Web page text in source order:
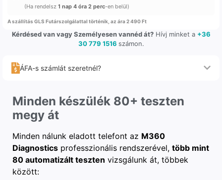
(Ha rendelsz 1 nap 4 óra 2 perc-en belül)
A szállítás GLS Futárszolgálattal történik, az ára 2 490 Ft
Kérdésed van vagy Személyesen vannéd át?Hívj minket a +36
30 779 1516 számon.
ÁFA-s számlát szeretnél?
Minden készülék 80+ teszten
megy át
Minden nálunk eladott telefont az M360
Diagnostics professzionális rendszerével, több mint
80 automatizált teszten vizsgálunk át, többek
között: